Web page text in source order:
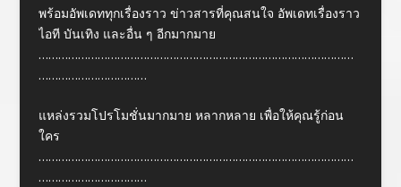
พร้อมอัพเดททุกเรื่องราว ข่าวสารที่คุณสนใจ อัพเดทเรื่องราว
ไอที บันเทิง และอื่น ๆ อีกมากมาย
……………………………………………………………………………………
……………………………
แหล่งรวมโปรโมชั่นมากมาย หลากหลาย เพื่อให้คุณรู้ก่อน
ใคร
……………………………………………………………………………………
……………………………